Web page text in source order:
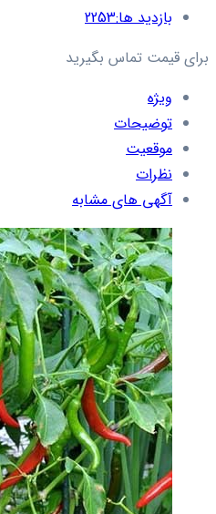
بازدید ها:2253
برای قیمت تماس بگیرید
ویژه
توضیحات
موقعیت
نظرات
آگهی های مشابه